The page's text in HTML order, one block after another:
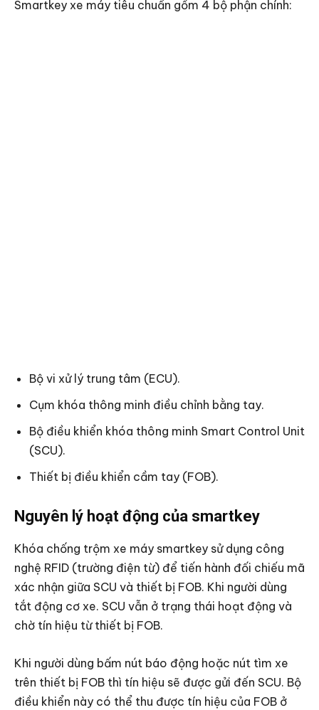
Smartkey xe máy tiêu chuẩn gồm 4 bộ phận chính:
Bộ vi xử lý trung tâm (ECU).
Cụm khóa thông minh điều chỉnh bằng tay.
Bộ điều khiển khóa thông minh Smart Control Unit
(SCU).
Thiết bị điều khiển cầm tay (FOB).
Nguyên lý hoạt động của smartkey
Khóa chống trộm xe máy smartkey sử dụng công
nghệ RFID (trường điện từ) để tiến hành đối chiếu mã
xác nhận giữa SCU và thiết bị FOB. Khi người dùng
tắt động cơ xe. SCU vẫn ở trạng thái hoạt động và
chờ tín hiệu từ thiết bị FOB.
Khi người dùng bấm nút báo động hoặc nút tìm xe
trên thiết bị FOB thì tín hiệu sẽ được gửi đến SCU. Bộ
điều khiển này có thể thu được tín hiệu của FOB ở